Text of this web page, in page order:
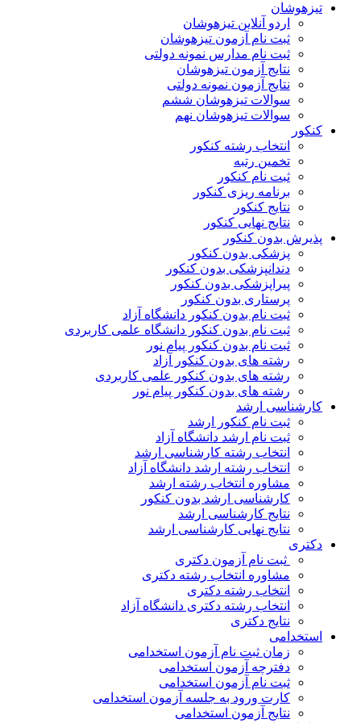
اردو آنلاین تیزهوشان
ثبت نام آزمون تیزهوشان
ثبت نام مدارس نمونه دولتی
نتایج آزمون تیزهوشان
نتایج آزمون نمونه دولتی
سوالات تیزهوشان ششم
سوالات تیزهوشان نهم
انتخاب رشته کنکور
تخمین رتبه
ثبت نام کنکور
برنامه ریزی کنکور
نتایج کنکور
نتایج نهایی کنکور
بدون کنکور
پزشکی بدون کنکور
دندانپزشکی بدون کنکور
پیراپزشکی بدون کنکور
پرستاری بدون کنکور
ثبت نام بدون کنکور دانشگاه آزاد
ثبت نام بدون کنکور دانشگاه علمی کاربردی
ثبت نام بدون کنکور پیام نور
رشته های بدون کنکور آزاد
رشته های بدون کنکور علمی کاربردی
رشته های بدون کنکور پیام نور
ارشد
ثبت نام کنکور ارشد
ثبت نام ارشد دانشگاه آزاد
انتخاب رشته کارشناسی ارشد
انتخاب رشته ارشد دانشگاه آزاد
مشاوره انتخاب رشته ارشد
کارشناسی ارشد بدون کنکور
نتایج کارشناسی ارشد
نتایج نهایی کارشناسی ارشد
ثبت نام آزمون دکتری
مشاوره انتخاب رشته دکتری
انتخاب رشته دکتری
انتخاب رشته دکتری دانشگاه آزاد
نتایج دکتری
زمان ثبت نام آزمون استخدامی
دفترچه آزمون استخدامی
ثبت نام آزمون استخدامی
کارت ورود به جلسه آزمون استخدامی
نتایج آزمون استخدامی